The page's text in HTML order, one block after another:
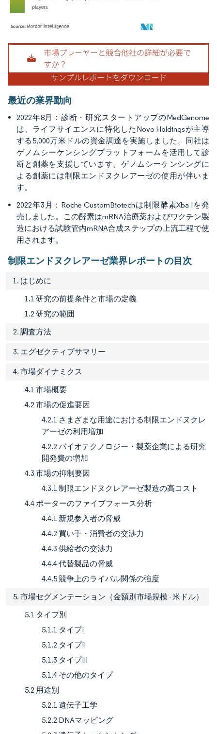
画像 © Mordor Intelligence。再利用にはCC BY 4.0の表示が必要です。
最近の業界動向
2022年8月：診断・研究スタートアップのMedGenome
は、ライフサイエンスに特化したNovo Holdingsが主導
する5,000万米ドルの資金調達を実施しました。同社は
ゲノムシーケンシングプラットフォームを活用して診
断と創薬を支援しています。ゲノムシーケンシングに
よる創薬には制限エンドヌクレアーゼの使用が伴いま
す。
2022年3月：Roche CustomBiotechは制限酵素Xba Iを発
売しました。この酵素はmRNA治療薬およびワクチン製
造における試験管内mRNA合成ステップの上流工程で使
用されます。
制限エンドヌクレアーゼ業界レポートの目次
1. はじめに
1.1 研究の前提条件と市場の定義
1.2 研究の範囲
2. 調査方法
3. エグゼクティブサマリー
4. 市場ダイナミクス
4.1 市場概要
4.2 市場の促進要因
4.2.1 さまざまな用途における制限エンドヌクレ
アーゼの利用増加
4.2.2 バイオテクノロジー・製薬企業による研究
開発費の増加
4.3 市場の抑制要因
4.3.1 制限エンドヌクレアーゼ製造の高コスト
4.4 ポーターのファイブフォース分析
4.4.1 新規参入者の脅威
4.4.2 買い手・消費者の交渉力
4.4.3 供給者の交渉力
4.4.4 代替製品の脅威
4.4.5 競争上のライバル関係の強度
5. 市場セグメンテーション（金額別市場規模 - 米ドル）
5.1 タイプ別
5.1.1 タイプI
5.1.2 タイプII
5.1.3 タイプIII
5.1.4 その他のタイプ
5.2 用途別
5.2.1 遺伝子工学
5.2.2 DNAマッピング